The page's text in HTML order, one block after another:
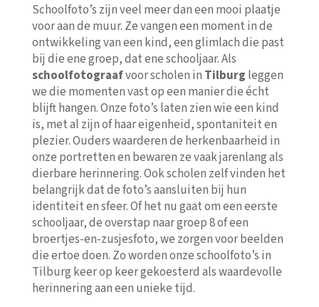
Schoolfoto’s zijn veel meer dan een mooi plaatje
voor aan de muur. Ze vangen een moment in de
ontwikkeling van een kind, een glimlach die past
bij die ene groep, dat ene schooljaar. Als
schoolfotograafvoor scholen in Tilburg leggen
we die momenten vast op een manier die écht
blijft hangen. Onze foto’s laten zien wie een kind
is, met al zijn of haar eigenheid, spontaniteit en
plezier. Ouders waarderen de herkenbaarheid in
onze portretten en bewaren ze vaak jarenlang als
dierbare herinnering. Ook scholen zelf vinden het
belangrijk dat de foto’s aansluiten bij hun
identiteit en sfeer. Of het nu gaat om een eerste
schooljaar, de overstap naar groep 8 of een
broertjes-en-zusjesfoto, we zorgen voor beelden
die ertoe doen. Zo worden onze schoolfoto’s in
Tilburg keer op keer gekoesterd als waardevolle
herinnering aan een unieke tijd.